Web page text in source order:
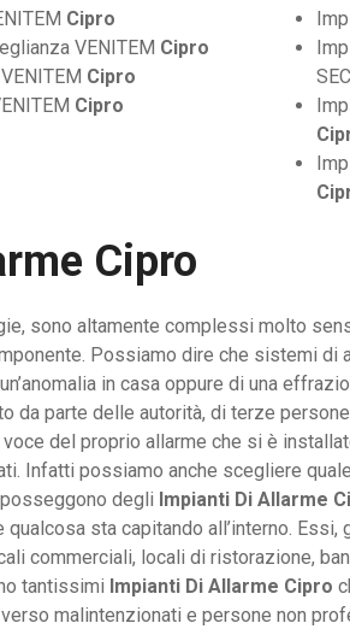
Cipro
VENITEM Cipro
Cipro
Cipro
Cipro
sono altamente complessi molto
Possiamo dire che sistemi di
in casa oppure di una
da parte delle autorità, di terze
del proprio allarme che si è
Infatti possiamo anche scegliere
degli Impianti Di Allarme
sta capitando all’interno. Essi,
commerciali, locali di ristorazione,
tantissimi Impianti Di Allarme Cipro
malintenzionati e persone non